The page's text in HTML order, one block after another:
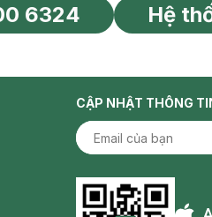
toàn cầu
6324 Hệ
CẬP NHẬT THÔNG